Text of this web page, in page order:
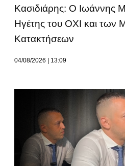
Κασιδιάρης: Ο Ιωάννης
Ηγέτης του ΟΧΙ και των
Κατακτήσεων
04/08/2026 13:09